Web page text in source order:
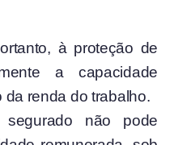
à proteção de
a capacidade
da renda do trabalho.
não pode